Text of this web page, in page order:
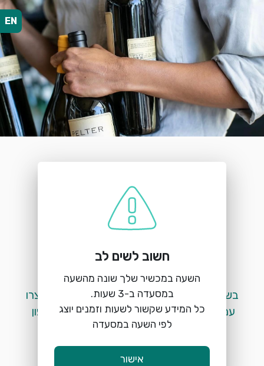
הזמנת מקום
יקב פלטר
המופיע למטה.
EN
חשוב לשים לב
השעה במכשיר שלך שונה מהשעה
כל המידע שקשור לשעות וזמנים יוצג
לפי השעה במסעדה
אישור